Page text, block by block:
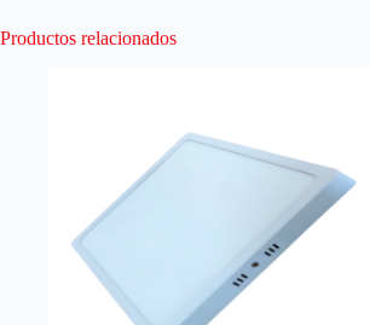
Productos relacionados